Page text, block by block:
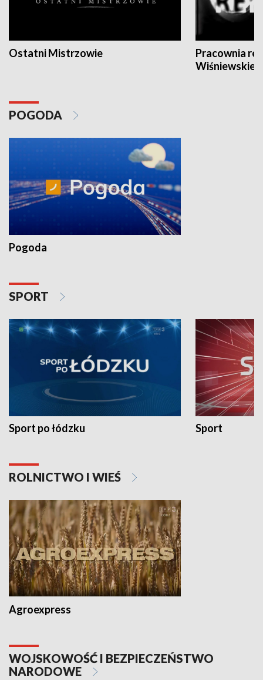
Ostatni Mistrzowie
Pracownia
POGODA
Pogoda
SPORT
Sport po łódzku Sport
ROLNICTWO I WIEŚ
Agroexpress
WOJSKOWOŚĆ I BEZPIECZEŃSTWO
NARODOWE